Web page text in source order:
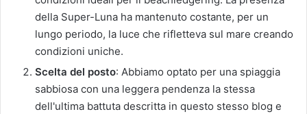
della Super-Luna ha mantenuto costante, per un
lungo periodo, la luce che rifletteva sul mare creando
condizioni uniche.
Scelta del posto: Abbiamo optato per una spiaggia
sabbiosa con una leggera pendenza la stessa
dell'ultima battuta descritta in questo stesso blog e